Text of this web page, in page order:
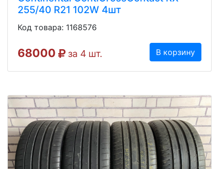
255/40 R21 102W 4шт
Код товара: 1168576
68000 за 4 шт. В корзину